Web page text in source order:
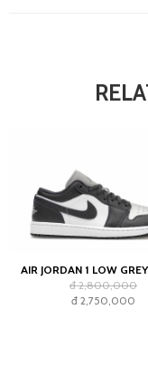
AIR JORDAN 1 LOW
đ 2,800,000
đ 2,750,000